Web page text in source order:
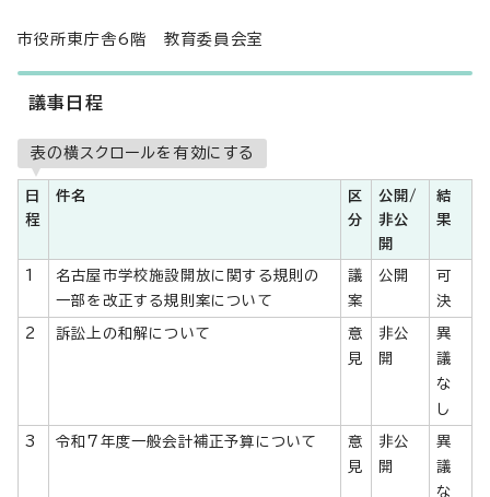
市役所東庁舎6階 教育委員会室
議事日程
表の横スクロールを有効にする
日
程
件名
区
分
公開/
非公
開
結
果
1
名古屋市学校施設開放に関する規則の
一部を改正する規則案について
議
案
公開
可
決
2 訴訟上の和解について
意
見
非公
開
異
議
な
し
3 令和7年度一般会計補正予算について
意
見
非公
開
異
議
な